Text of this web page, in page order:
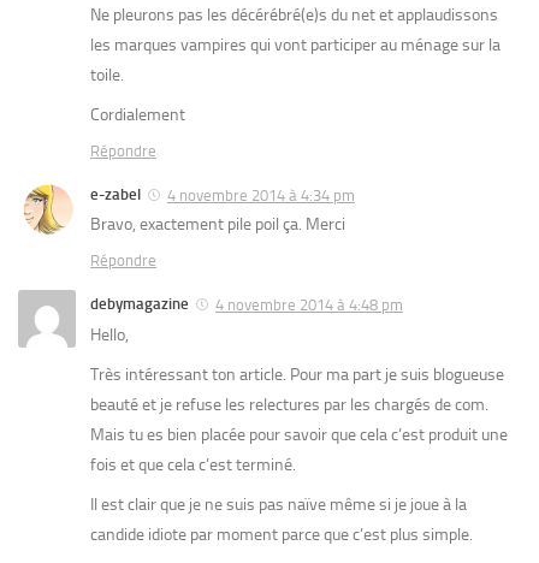
Ne pleurons pas les décérébré(e)s du net et applaudissons
les marques vampires qui vont participer au ménage sur la
toile.
Cordialement
Répondre
e-zabel 4 novembre 2014 à 4:34 pm
Bravo, exactement pile poil ça. Merci
Répondre
debymagazine 4 novembre 2014 à 4:48 pm
Hello,
Très intéressant ton article. Pour ma part je suis blogueuse
beauté et je refuse les relectures par les chargés de com.
Mais tu es bien placée pour savoir que cela c’est produit une
fois et que cela c’est terminé.
Il est clair que je ne suis pas naïve même si je joue à la
candide idiote par moment parce que c’est plus simple.